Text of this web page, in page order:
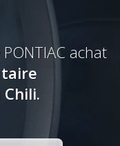
achat